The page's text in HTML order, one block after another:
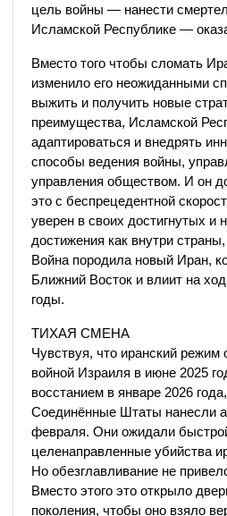
цель войны — нанести
Исламской Республике —
Вместо того чтобы сломать
изменило его неожиданными
выжить и получить новые
преимущества, Исламской
адаптироваться и внедрять
способы ведения войны,
управления обществом. И он
это с беспрецедентной
уверен в своих достигнутых и
достижения как внутри
Война породила новый Иран,
Ближний Восток и влиит на
годы.
ТИХАЯ СМЕНА
Чувствуя, что иранский режим
войной Израиля в июне 2025
восстанием в январе 2026
Соединённые Штаты нанесли
февраля. Они ожидали
целенаправленные убийства
Но обезглавливание не
Вместо этого это открыло
поколения, чтобы оно взяло